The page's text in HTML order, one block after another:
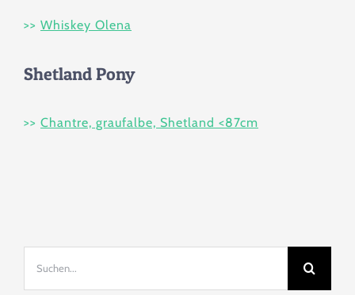
>> Whiskey Olena
Shetland Pony
>> Chantre, graufalbe, Shetland <87cm